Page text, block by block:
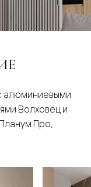
алюминиевыми
Волховец и
Про,